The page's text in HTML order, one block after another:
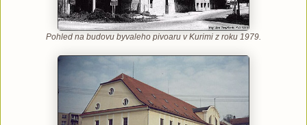
Pohled na budovu byvaleho pivoaru v Kurimi z roku 1979.